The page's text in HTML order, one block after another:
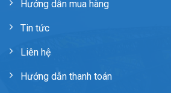
Hướng dẫn mua hàng
Tin tức
Liên hệ
Hướng dẫn thanh toán